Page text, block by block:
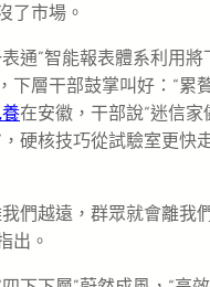
了市場。
通”智能報表體系利用
下層干部鼓掌叫好：“累
在安徽，干部說“迷信家
硬核技巧從試驗室更快
們越遠，群眾就會離我
出。